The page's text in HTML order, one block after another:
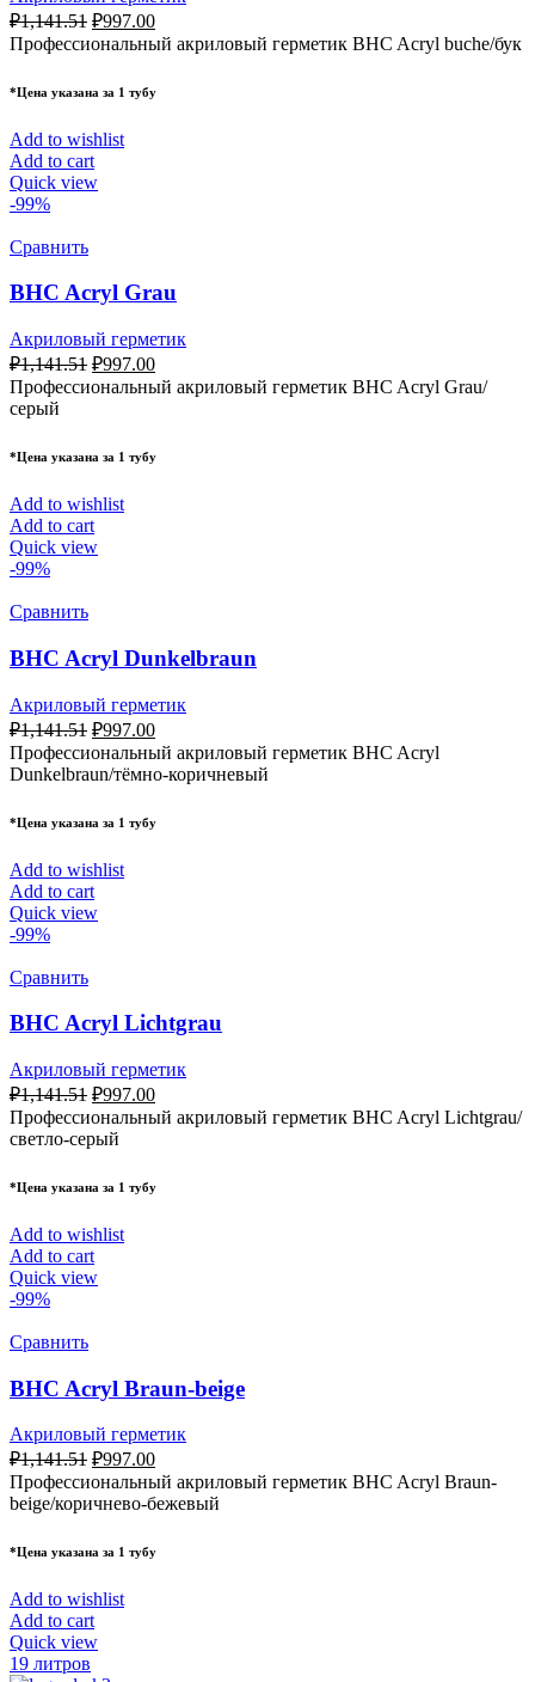
₽1,141.51 ₽997.00
Профессиональный акриловый герметик BHC Acryl buche/бук
*Цена указана за 1 тубу
Add to wishlist
Add to cart
Quick view
-99%
Сравнить
BHC Acryl Grau
Акриловый герметик
₽1,141.51 ₽997.00
Профессиональный акриловый герметик BHC Acryl Grau/
серый
*Цена указана за 1 тубу
Add to wishlist
Add to cart
Quick view
-99%
Сравнить
BHC Acryl Dunkelbraun
Акриловый герметик
₽1,141.51 ₽997.00
Профессиональный акриловый герметик BHC Acryl
Dunkelbraun/тёмно-коричневый
*Цена указана за 1 тубу
Add to wishlist
Add to cart
Quick view
-99%
Сравнить
BHC Acryl Lichtgrau
Акриловый герметик
₽1,141.51 ₽997.00
Профессиональный акриловый герметик BHC Acryl Lichtgrau/
светло-серый
*Цена указана за 1 тубу
Add to wishlist
Add to cart
Quick view
-99%
Сравнить
BHC Acryl Braun-beige
Акриловый герметик
₽1,141.51 ₽997.00
Профессиональный акриловый герметик BHC Acryl Braun-
beige/коричнево-бежевый
*Цена указана за 1 тубу
Add to wishlist
Add to cart
Quick view
19 литров